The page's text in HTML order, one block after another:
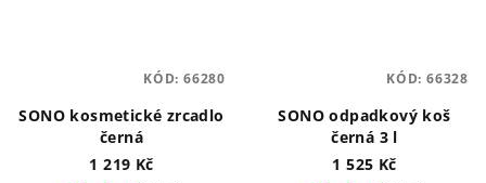
SONO kosmetické zrcadlo
černá
1 219 Kč
KÓD: 66280
SONO odpadkový koš
černá 3 l
1 525 Kč
KÓD: 66328